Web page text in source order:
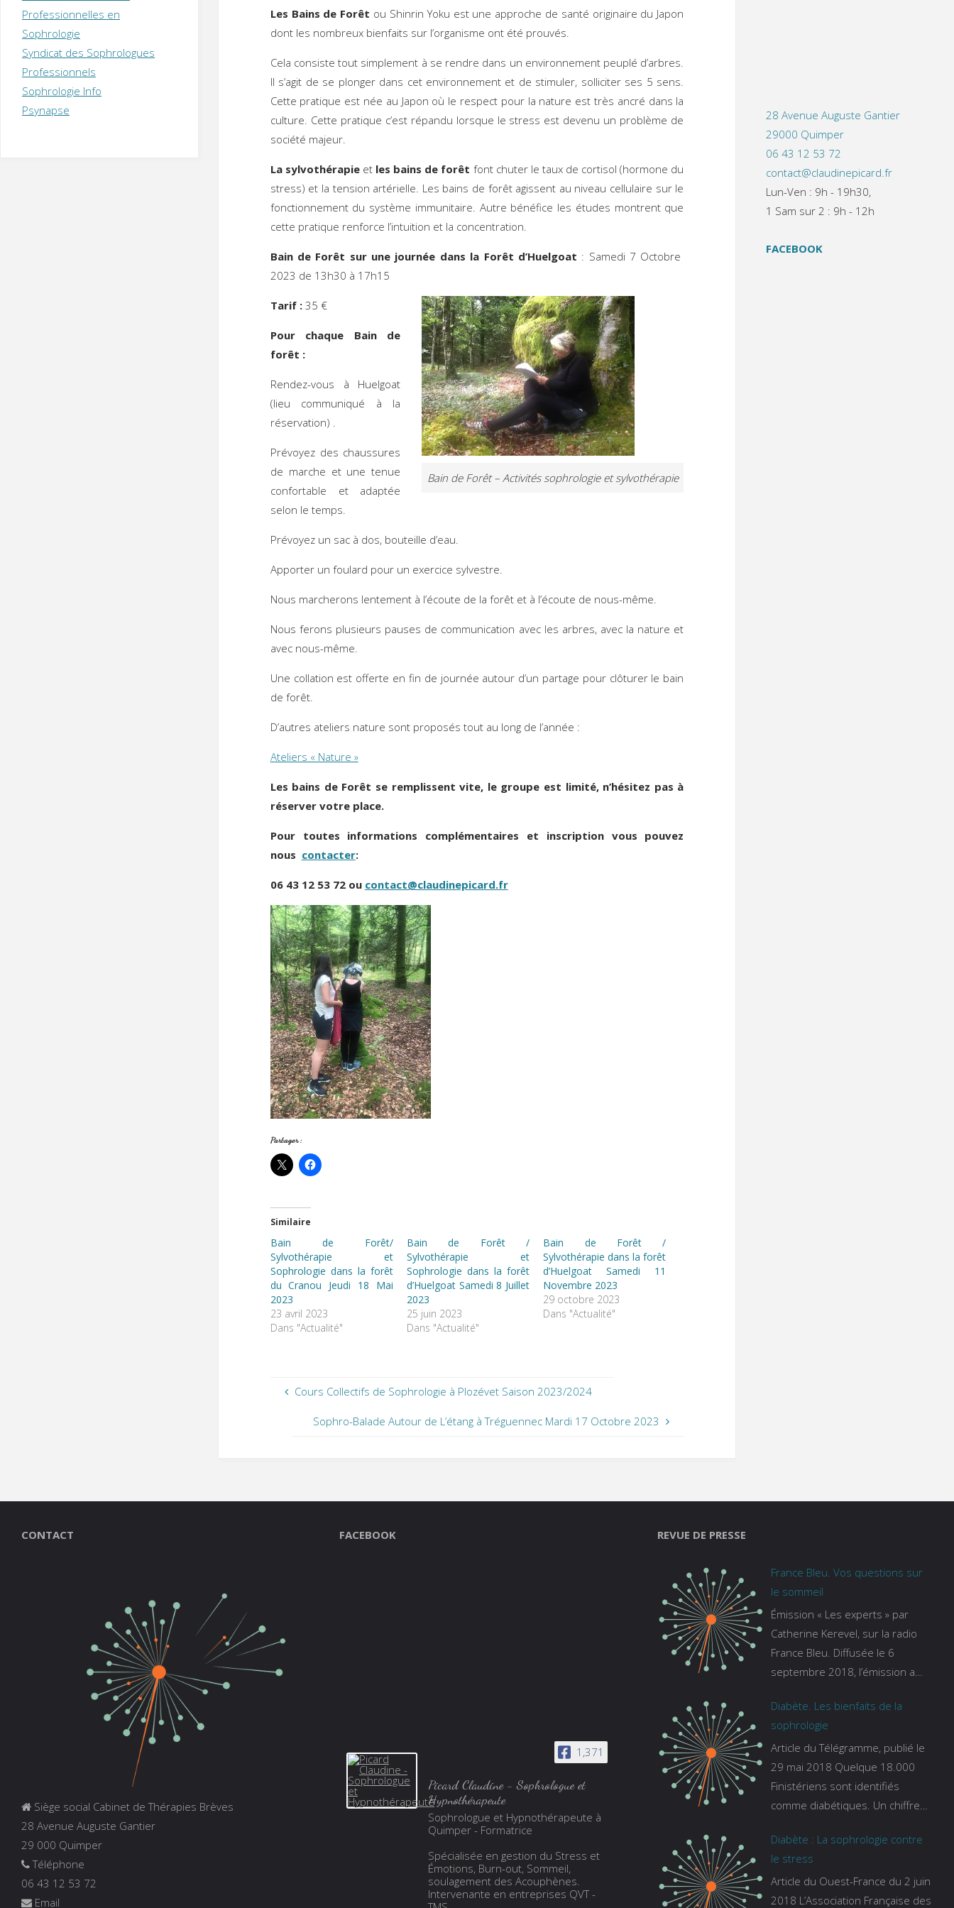
Les Bains de Forêt ou Shinrin Yoku est une approche de santé originaire du Japon
dont les nombreux bienfaits sur l’organisme ont été prouvés.
Cela consiste tout simplement à se rendre dans un environnement peuplé d’arbres.
Il s’agit de se plonger dans cet environnement et de stimuler, solliciter ses 5 sens.
Cette pratique est née au Japon où le respect pour la nature est très ancré dans la
culture. Cette pratique c’est répandu lorsque le stress est devenu un problème de
société majeur.
La sylvothérapieetles bains de forêt font chuter le taux de cortisol (hormone du
stress) et la tension artérielle. Les bains de forêt agissent au niveau cellulaire sur le
fonctionnement du système immunitaire. Autre bénéfice les études montrent que
cette pratique renforce l’intuition et la concentration.
Bain de Forêt sur une journée dans la Forêt d’Huelgoat : Samedi 7 Octobre
2023 de 13h30 à 17h15
Bain de Forêt – Activités sophrologie et sylvothérapie
Tarif :35 €
Pour chaque Bain de
forêt :
Rendez-vous à Huelgoat
(lieu communiqué à la
réservation) .
Prévoyez des chaussures
de marche et une tenue
confortable et adaptée
selon le temps.
Prévoyez un sac à dos, bouteille d’eau.
Apporter un foulard pour un exercice sylvestre.
Nous marcherons lentement à l’écoute de la forêt et à l’écoute de nous-même.
Nous ferons plusieurs pauses de communication avec les arbres, avec la nature et
avec nous-même.
Une collation est offerte en fin de journée autour d’un partage pour clôturer le bain
de forêt.
D’autres ateliers nature sont proposés tout au long de l’année :
Ateliers « Nature »
Les bains de Forêt se remplissent vite, le groupe est limité, n’hésitez pas à
réserver votre place.
Pour toutes informations complémentaires et inscription vous pouvez
nous contacter:
06 43 12 53 72 ou contact@claudinepicard.fr
Partager :
Similaire
Bain de Forêt/
Sylvothérapie et
Sophrologie dans la forêt
du Cranou Jeudi 18 Mai
2023
23 avril 2023
Dans "Actualité"
Bain de Forêt /
Sylvothérapie et
Sophrologie dans la forêt
d’Huelgoat Samedi 8 Juillet
2023
25 juin 2023
Dans "Actualité"
Bain de Forêt /
Sylvothérapie dans la forêt
d’Huelgoat Samedi 11
Novembre 2023
29 octobre 2023
Dans "Actualité"
Cours Collectifs de Sophrologie à Plozévet Saison 2023/2024
Sophro-Balade Autour de L’étang à Tréguennec Mardi 17 Octobre 2023
Professionnelles en
Sophrologie
Syndicat des Sophrologues
Professionnels
Sophrologie Info
Psynapse
28 Avenue Auguste Gantier
29000 Quimper
06 43 12 53 72
contact@claudinepicard.fr
Lun-Ven : 9h - 19h30,
1 Sam sur 2 : 9h - 12h
FACEBOOK
CONTACT
Siège social Cabinet de Thérapies Brèves
28 Avenue Auguste Gantier
29 000 Quimper
Téléphone
06 43 12 53 72
Email
FACEBOOK
1,371
Picard Claudine - Sophrologue et
Hypnothérapeute
Sophrologue et Hypnothérapeute à
Quimper - Formatrice
Spécialisée en gestion du Stress et
Émotions, Burn-out, Sommeil,
soulagement des Acouphènes.
Intervenante en entreprises QVT -
REVUE DE PRESSE
France Bleu. Vos questions sur
le sommeil
Émission « Les experts » par
Catherine Kerevel, sur la radio
France Bleu. Diffusée le 6
septembre 2018, l’émission a
le site de france bleu :
https://www.francebleu.fr/emissi
ons/les-experts/breizh-izel/vos-
questions-sur-le-sommeil
Diabète. Les bienfaits de la
sophrologie
Article du Télégramme, publié le
29 mai 2018 Quelque 18.000
Finistériens sont identifiés
comme diabétiques. Un chiffre
tous ceux qui s’ignorent. « C’est
une pathologie qui continue à
augmenter, souligne Gaïanne
Gazeau, directrice adjointe de la
Diabète : La sophrologie contre
le stress
Article du Ouest-France du 2 juin
2018 L’Association Française des